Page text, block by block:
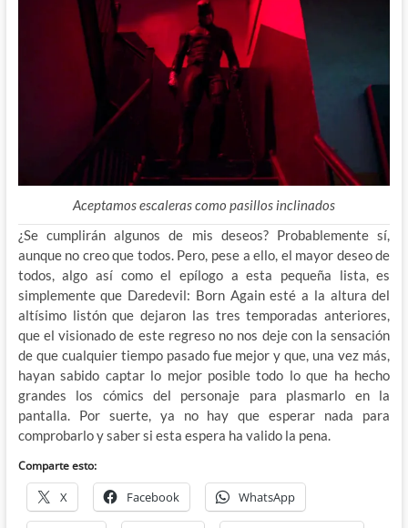
Aceptamos escaleras como pasillos inclinados
¿Se cumplirán algunos de mis deseos? Probablemente sí,
aunque no creo que todos. Pero, pese a ello, el mayor deseo de
todos, algo así como el epílogo a esta pequeña lista, es
simplemente que Daredevil: Born Again esté a la altura del
altísimo listón que dejaron las tres temporadas anteriores,
que el visionado de este regreso no nos deje con la sensación
de que cualquier tiempo pasado fue mejor y que, una vez más,
hayan sabido captar lo mejor posible todo lo que ha hecho
grandes los cómics del personaje para plasmarlo en la
pantalla. Por suerte, ya no hay que esperar nada para
comprobarlo y saber si esta espera ha valido la pena.
Comparte esto:
X Facebook WhatsApp